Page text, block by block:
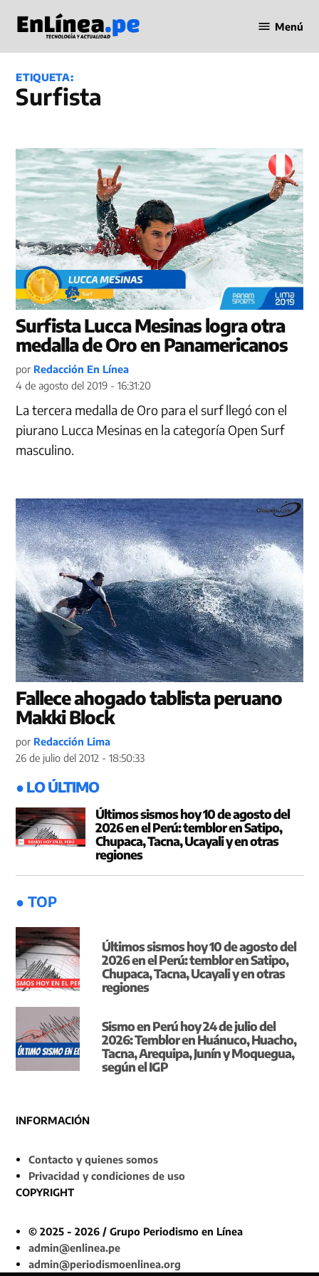
contenido
en Línea
Menú
ETIQUETA:
Surfista
Surfista Lucca Mesinas logra otra
medalla de Oro en Panamericanos
por Redacción En Línea
4 de agosto del 2019 - 16:31:20
La tercera medalla de Oro para el surf llegó con el
piurano Lucca Mesinas en la categoría Open Surf
masculino.
Fallece ahogado tablista peruano
Makki Block
por Redacción Lima
26 de julio del 2012 - 18:50:33
● LO ÚLTIMO
Últimos sismos hoy 10 de agosto del
2026 en el Perú: temblor en Satipo,
Chupaca, Tacna, Ucayali y en otras
regiones
● TOP
Últimos sismos hoy 10 de agosto del
2026 en el Perú: temblor en Satipo,
Chupaca, Tacna, Ucayali y en otras
regiones
Sismo en Perú hoy 24 de julio del
2026: Temblor en Huánuco, Huacho,
Tacna, Arequipa, Junín y Moquegua,
según el IGP
INFORMACIÓN
Contacto y quienes somos
Privacidad y condiciones de uso
COPYRIGHT
© 2025 - 2026 / Grupo Periodismo en Línea
admin@enlinea.pe
admin@periodismoenlinea.org